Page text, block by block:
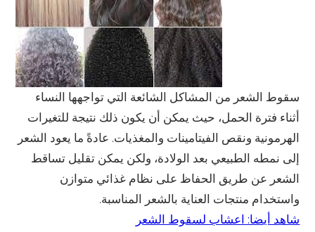
سقوط الشعر من المشاكل الشائعة التي تواجهها النساء
أثناء فترة الحمل، حيث يمكن أن يكون ذلك نتيجة للتغيرات
الهرمونية ونقص الفيتامينات والمغذيات. عادةً ما يعود الشعر
إلى نمطه الطبيعي بعد الولادة، ولكن يمكن تقليل تساقط
الشعر عن طريق الحفاظ على نظام غذائي متوازن
واستخدام منتجات العناية بالشعر المناسبة.
شاهد أيضا: اعشاب لسقوط الشعر